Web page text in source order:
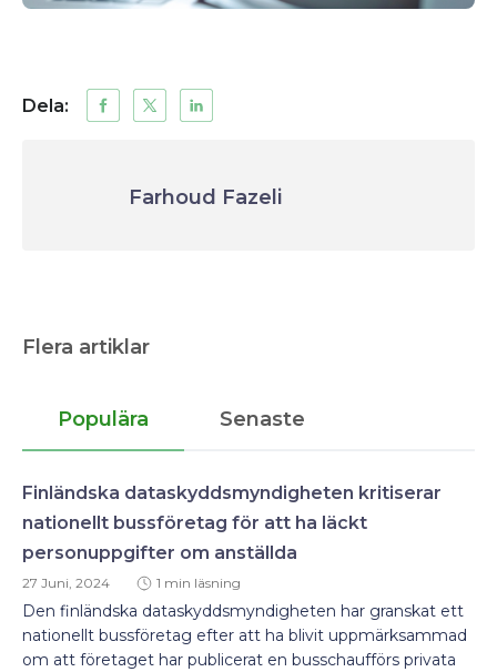
Dela:
Farhoud Fazeli
Flera artiklar
Populära Senaste
Finländska dataskyddsmyndigheten kritiserar
nationellt bussföretag för att ha läckt
personuppgifter om anställda
27 Juni, 2024 1 min läsning
Den finländska dataskyddsmyndigheten har granskat ett
nationellt bussföretag efter att ha blivit uppmärksammad
om att företaget har publicerat en busschaufförs privata